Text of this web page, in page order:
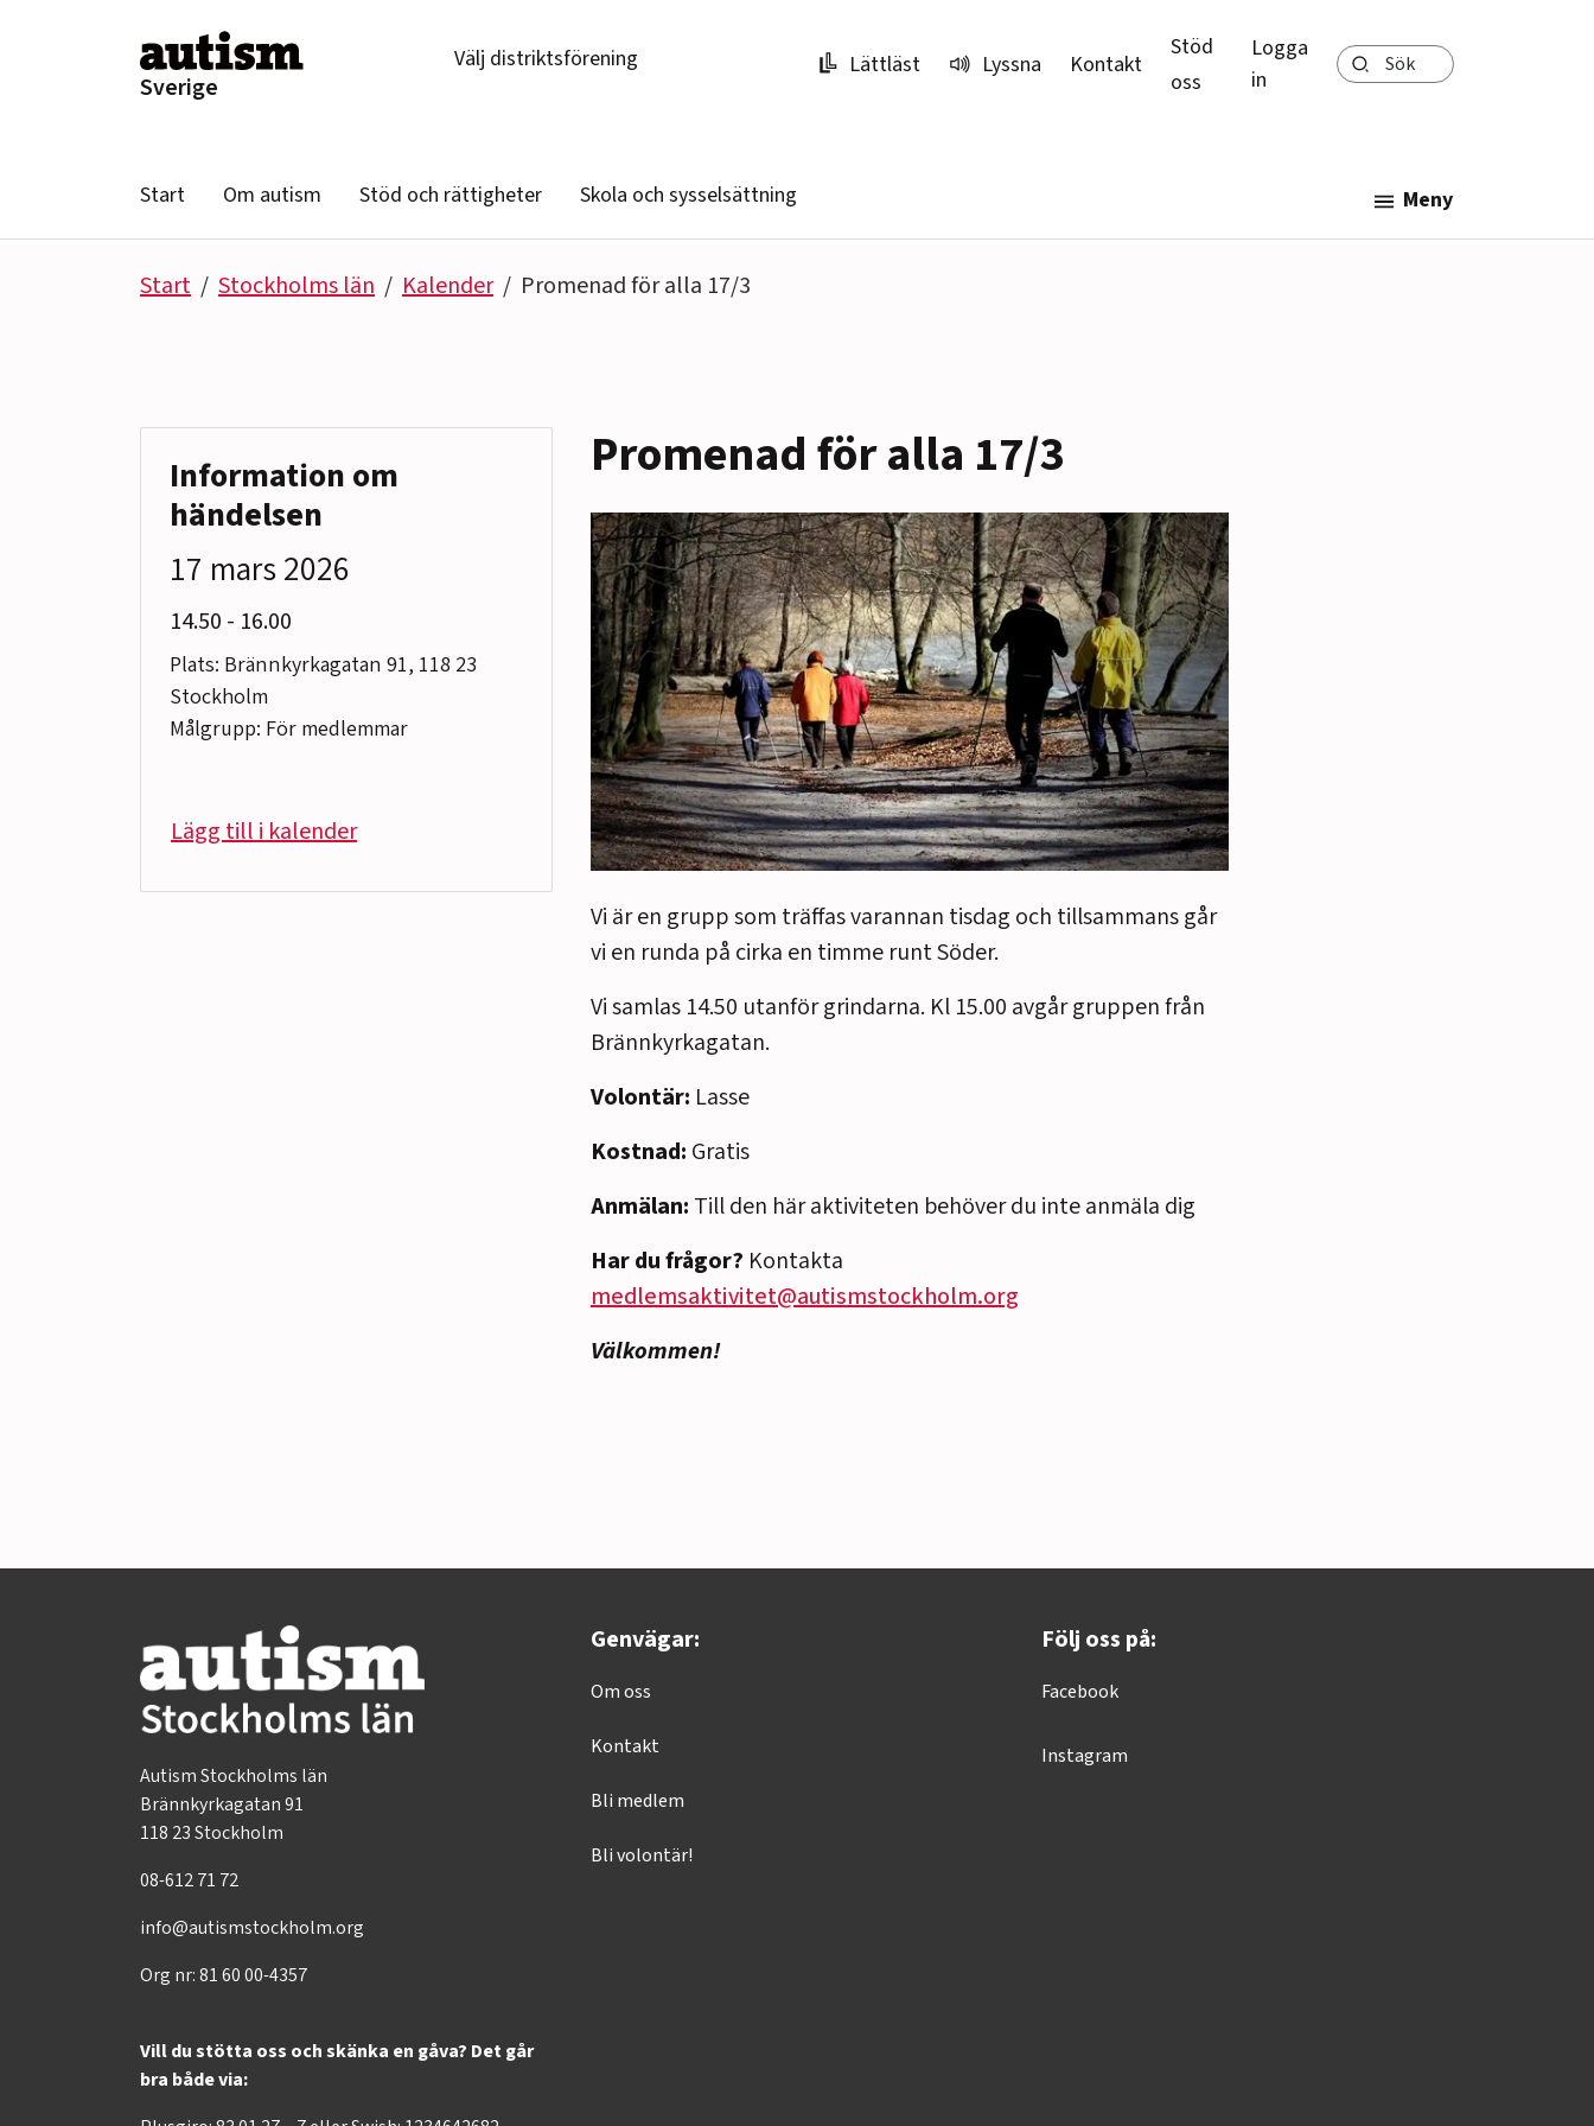
Sverige
Välj distriktsförening Lättläst Lyssna Kontakt
Stöd
oss
Logga
in
Sök
Start Om autism Stöd och rättigheter Skola och sysselsättning Meny
Start Stockholms län Kalender Promenad för alla 17/3
Promenad för alla 17/3
Vi är en grupp som träffas varannan tisdag och tillsammans går
vi en runda på cirka en timme runt Söder.
Vi samlas 14.50 utanför grindarna. Kl 15.00 avgår gruppen från
Brännkyrkagatan.
Volontär: Lasse
Kostnad: Gratis
Anmälan: Till den här aktiviteten behöver du inte anmäla dig
Har du frågor? Kontakta
medlemsaktivitet@autismstockholm.org
Välkommen!
Information om
händelsen
17 mars 2026
14.50 till
- 16.00
Plats: Brännkyrkagatan 91, 118 23
Stockholm
Målgrupp: För medlemmar
Lägg till i kalender
Autism Stockholms län
Brännkyrkagatan 91
118 23 Stockholm
08-612 71 72
info@autismstockholm.org
Org nr: 81 60 00-4357
Vill du stötta oss och skänka en gåva? Det går
bra både via:
Genvägar:
Om oss
Kontakt
Bli medlem
Bli volontär!
Följ oss på:
Facebook
Instagram